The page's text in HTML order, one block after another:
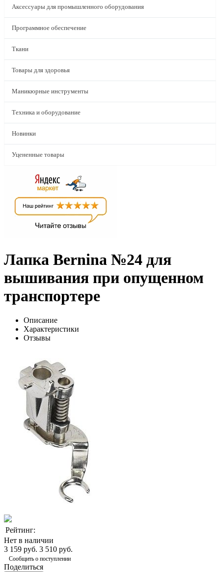
Аксессуары для промышленного оборудования
Программное обеспечение
Ткани
Товары для здоровья
Маникюрные инструменты
Техника и оборудование
Новинки
Уцененные товары
Лапка Bernina №24 для
вышивания при опущенном
транспортере
Описание
Характеристики
Отзывы
Рейтинг:
Нет в наличии
3 159 руб. 3 510 руб.
Сообщить о поступлении
Поделиться